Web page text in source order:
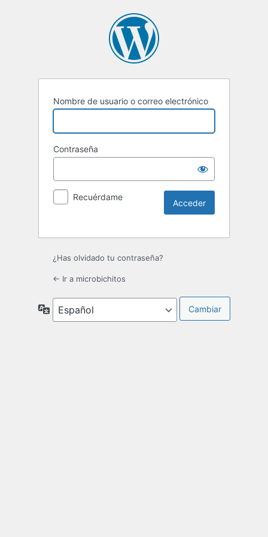
Nombre de usuario o correo electrónico
Contraseña
Recuérdame
¿Has olvidado tu contraseña?
← Ir a microbichitos
Idioma